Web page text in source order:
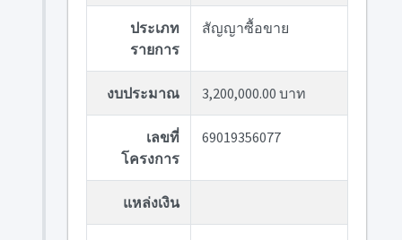
ประเภท
รายการ
สัญญาซื้อขาย
งบประมาณ 3,200,000.00 บาท
เลขที่
โครงการ
69019356077
แหล่งเงิน